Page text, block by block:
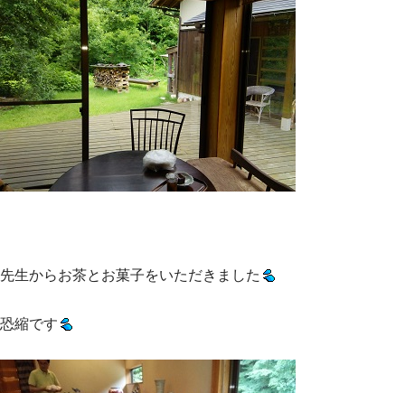
先生からお茶とお菓子をいただきました
恐縮です